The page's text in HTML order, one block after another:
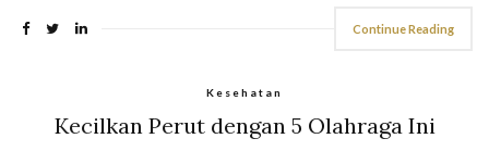
Continue Reading
Kesehatan
Kecilkan Perut dengan 5 Olahraga Ini